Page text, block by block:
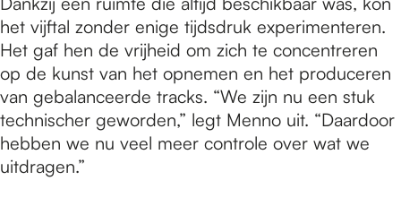
het vijftal zonder enige tijdsdruk experimenteren.
Het gaf hen de vrijheid om zich te concentreren
op de kunst van het opnemen en het produceren
van gebalanceerde tracks. “We zijn nu een stuk
technischer geworden,” legt Menno uit. “Daardoor
hebben we nu veel meer controle over wat we
uitdragen.”